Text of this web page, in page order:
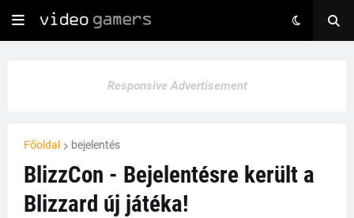
Responsive Advertisement
Főoldal bejelentés
BlizzCon - Bejelentésre került a
Blizzard új játéka!